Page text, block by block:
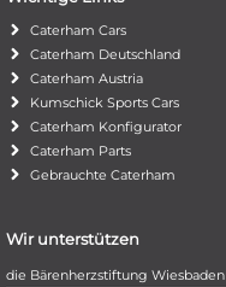
Caterham Cars
Caterham Deutschland
Caterham Austria
Kumschick Sports Cars
Caterham Konfigurator
Caterham Parts
Gebrauchte Caterham
Wir unterstützen
die Bärenherzstiftung Wiesbaden